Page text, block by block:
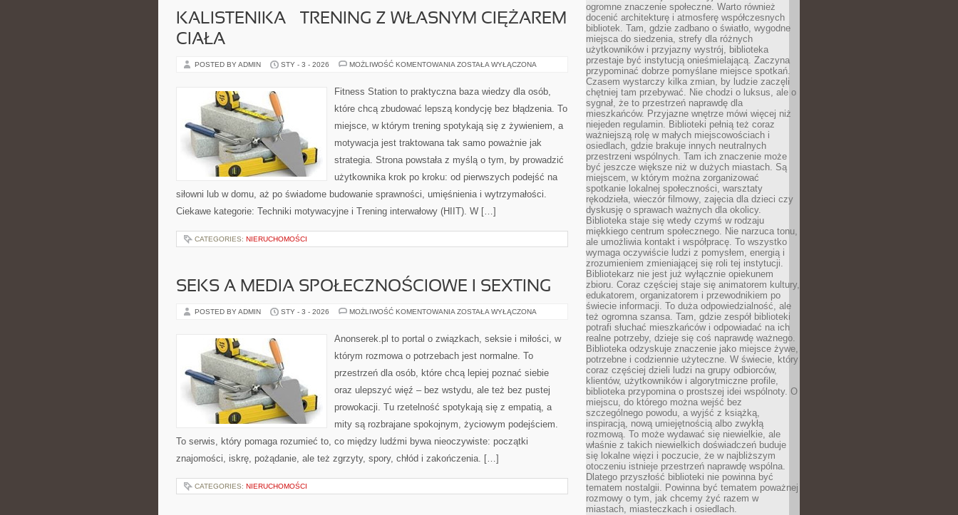
KALISTENIKA – TRENING Z WŁASNYM CIĘŻAREM
CIAŁA
POSTED BY ADMIN STY - 3 - 2026 MOŻLIWOŚĆ KOMENTOWANIA KALISTENIKA
Z
WŁASNYM
CIAŁA
ZOSTAŁA WYŁĄCZONA
Fitness Station to praktyczna baza wiedzy dla osób,
które chcą zbudować lepszą kondycję bez błądzenia. To
miejsce, w którym trening spotykają się z żywieniem, a
motywacja jest traktowana tak samo poważnie jak
strategia. Strona powstała z myślą o tym, by prowadzić
użytkownika krok po kroku: od pierwszych podejść na
siłowni lub w domu, aż po świadome budowanie sprawności, umięśnienia i wytrzymałości.
Ciekawe kategorie: Techniki motywacyjne i Trening interwałowy (HIIT). W […]
CATEGORIES: NIERUCHOMOŚCI
SEKS A MEDIA SPOŁECZNOŚCIOWE I SEXTING
POSTED BY ADMIN STY - 3 - 2026 MOŻLIWOŚĆ KOMENTOWANIA SEKS
SPOŁECZNOŚCIOWE
I
ZOSTAŁA WYŁĄCZONA
Anonserek.pl to portal o związkach, seksie i miłości, w
którym rozmowa o potrzebach jest normalne. To
przestrzeń dla osób, które chcą lepiej poznać siebie
oraz ulepszyć więź – bez wstydu, ale też bez pustej
prowokacji. Tu rzetelność spotykają się z empatią, a
mity są rozbrajane spokojnym, życiowym podejściem.
To serwis, który pomaga rozumieć to, co między ludźmi bywa nieoczywiste: początki
znajomości, iskrę, pożądanie, ale też zgrzyty, spory, chłód i zakończenia. […]
CATEGORIES: NIERUCHOMOŚCI
ogromne znaczenie społeczne. Warto również
docenić architekturę i atmosferę współczesnych
bibliotek. Tam, gdzie zadbano o światło, wygodne
miejsca do siedzenia, strefy dla różnych
użytkowników i przyjazny wystrój, biblioteka
przestaje być instytucją onieśmielającą. Zaczyna
przypominać dobrze pomyślane miejsce spotkań.
Czasem wystarczy kilka zmian, by ludzie zaczęli
chętniej tam przebywać. Nie chodzi o luksus, ale o
sygnał, że to przestrzeń naprawdę dla
mieszkańców. Przyjazne wnętrze mówi więcej niż
niejeden regulamin. Biblioteki pełnią też coraz
ważniejszą rolę w małych miejscowościach i
osiedlach, gdzie brakuje innych neutralnych
przestrzeni wspólnych. Tam ich znaczenie może
być jeszcze większe niż w dużych miastach. Są
miejscem, w którym można zorganizować
spotkanie lokalnej społeczności, warsztaty
rękodzieła, wieczór filmowy, zajęcia dla dzieci czy
dyskusję o sprawach ważnych dla okolicy.
Biblioteka staje się wtedy czymś w rodzaju
miękkiego centrum społecznego. Nie narzuca tonu,
ale umożliwia kontakt i współpracę. To wszystko
wymaga oczywiście ludzi z pomysłem, energią i
zrozumieniem zmieniającej się roli tej instytucji.
Bibliotekarz nie jest już wyłącznie opiekunem
zbioru. Coraz częściej staje się animatorem kultury,
edukatorem, organizatorem i przewodnikiem po
świecie informacji. To duża odpowiedzialność, ale
też ogromna szansa. Tam, gdzie zespół biblioteki
potrafi słuchać mieszkańców i odpowiadać na ich
realne potrzeby, dzieje się coś naprawdę ważnego.
Biblioteka odzyskuje znaczenie jako miejsce żywe,
potrzebne i codziennie użyteczne. W świecie, który
coraz częściej dzieli ludzi na grupy odbiorców,
klientów, użytkowników i algorytmiczne profile,
biblioteka przypomina o prostszej idei wspólnoty. O
miejscu, do którego można wejść bez
szczególnego powodu, a wyjść z książką,
inspiracją, nową umiejętnością albo zwykłą
rozmową. To może wydawać się niewielkie, ale
właśnie z takich niewielkich doświadczeń buduje
się lokalne więzi i poczucie, że w najbliższym
otoczeniu istnieje przestrzeń naprawdę wspólna.
Dlatego przyszłość biblioteki nie powinna być
tematem nostalgii. Powinna być tematem poważnej
rozmowy o tym, jak chcemy żyć razem w
miastach, miasteczkach i osiedlach.